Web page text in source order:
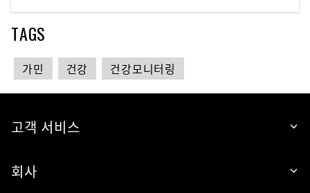
TAGS
가민 건강 건강모니터링
고객 서비스
회사